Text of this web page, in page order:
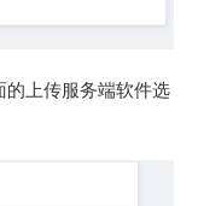
的上传服务端软件选